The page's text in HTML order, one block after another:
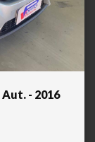
Aut. - 2016